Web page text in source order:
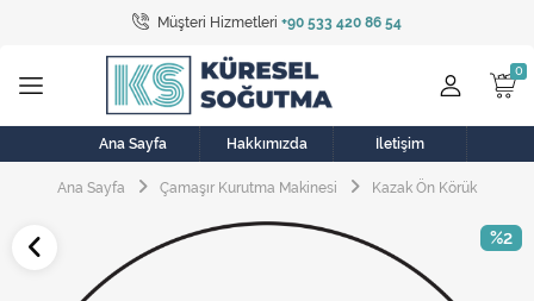
Müşteri Hizmetleri +90 533 420 86 54
Tüm Kategoriler
Bulaşık Makinesi
Buzdolabı
Çamaşır Kurutma Makinesi
Ana Sayfa Hakkımızda İletişim
Ana Sayfa Çamaşır Kurutma Makinesi Kazak Ön Körük
%2